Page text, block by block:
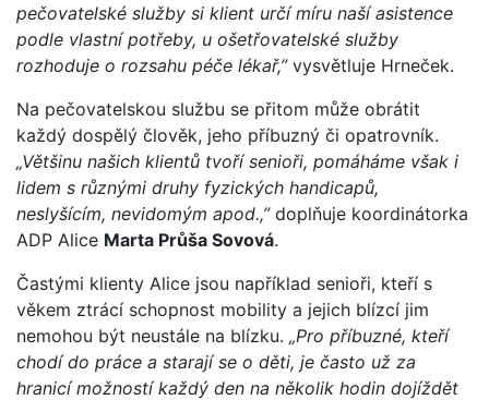
pečovatelské služby si klient určí míru naší asistence
podle vlastní potřeby, u ošetřovatelské služby
rozhoduje o rozsahu péče lékař,” vysvětluje Hrneček.
Na pečovatelskou službu se přitom může obrátit
každý dospělý člověk, jeho příbuzný či opatrovník.
„Většinu našich klientů tvoří senioři, pomáháme však i
lidem s různými druhy fyzických handicapů,
neslyšícím, nevidomým apod.,”doplňuje koordinátorka
ADP Alice Marta Průša Sovová.
Častými klienty Alice jsou například senioři, kteří s
věkem ztrácí schopnost mobility a jejich blízcí jim
nemohou být neustále na blízku. „Pro příbuzné, kteří
chodí do práce a starají se o děti, je často už za
hranicí možností každý den na několik hodin dojíždět